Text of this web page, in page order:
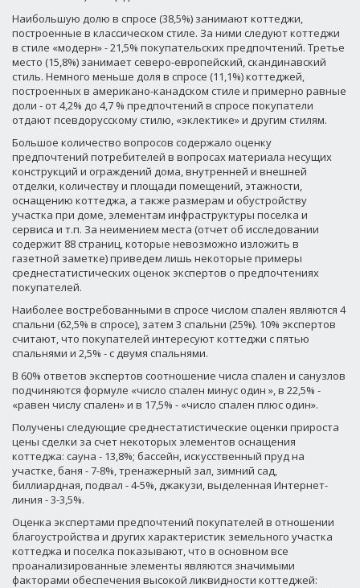
Наибольшую долю в спросе (38,5%) занимают коттеджи,
построенные в классическом стиле. За ними следуют коттеджи
в стиле «модерн» - 21,5% покупательских предпочтений. Третье
место (15,8%) занимает северо-европейский, скандинавский
стиль. Немного меньше доля в спросе (11,1%) коттеджей,
построенных в американо-канадском стиле и примерно равные
доли - от 4,2% до 4,7 % предпочтений в спросе покупатели
отдают псевдорусскому стилю, «эклектике» и другим стилям.
Большое количество вопросов содержало оценку
предпочтений потребителей в вопросах материала несущих
конструкций и ограждений дома, внутренней и внешней
отделки, количеству и площади помещений, этажности,
оснащению коттеджа, а также размерам и обустройству
участка при доме, элементам инфраструктуры поселка и
сервиса и т.п. За неимением места (отчет об исследовании
содержит 88 страниц, которые невозможно изложить в
газетной заметке) приведем лишь некоторые примеры
среднестатистических оценок экспертов о предпочтениях
покупателей.
Наиболее востребованными в спросе числом спален являются 4
спальни (62,5% в спросе), затем 3 спальни (25%). 10% экспертов
считают, что покупателей интересуют коттеджи с пятью
спальнями и 2,5% - с двумя спальнями.
В 60% ответов экспертов соотношение числа спален и санузлов
подчиняются формуле «число спален минус один », в 22,5% -
«равен числу спален» и в 17,5% - «число спален плюс один».
Получены следующие среднестатистические оценки прироста
цены сделки за счет некоторых элементов оснащения
коттеджа: сауна - 13,8%; бассейн, искусственный пруд на
участке, баня - 7-8%, тренажерный зал, зимний сад,
биллиардная, подвал - 4-5%, джакузи, выделенная Интернет-
линия - 3-3,5%.
Оценка экспертами предпочтений покупателей в отношении
благоустройства и других характеристик земельного участка
коттеджа и поселка показывают, что в основном все
проанализированные элементы являются значимыми
факторами обеспечения высокой ликвидности коттеджей: